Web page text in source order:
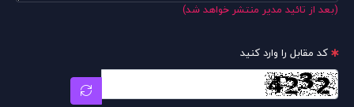
(بعد از تائید مدیر منتشر خواهد شد)
کد مقابل را وارد کنید